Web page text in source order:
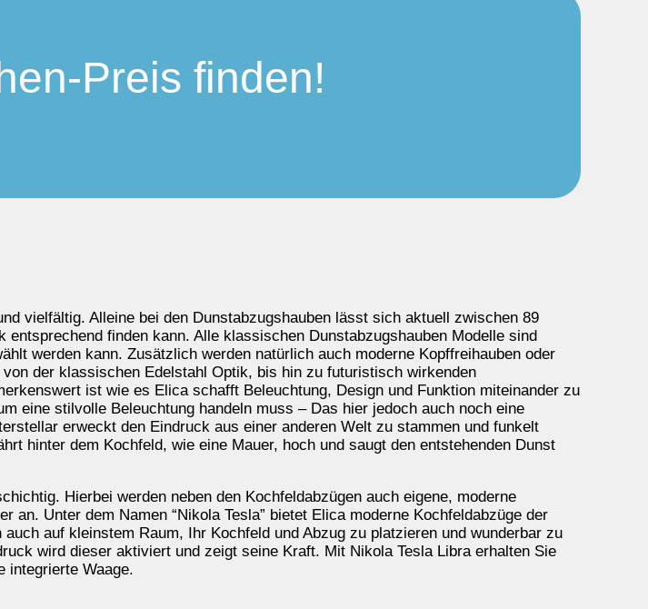
Preis finden!
vielfältig. Alleine bei den Dunstabzugshauben lässt sich aktuell zwischen 89
finden kann. Alle klassischen Dunstabzugshauben Modelle sind
werden kann. Zusätzlich werden natürlich auch moderne Kopffreihauben oder
der klassischen Edelstahl Optik, bis hin zu futuristisch wirkenden
ist wie es Elica schafft Beleuchtung, Design und Funktion miteinander zu
eine stilvolle Beleuchtung handeln muss – Das hier jedoch auch noch eine
erweckt den Eindruck aus einer anderen Welt zu stammen und funkelt
hinter dem Kochfeld, wie eine Mauer, hoch und saugt den entstehenden Dunst
Hierbei werden neben den Kochfeldabzügen auch eigene, moderne
Unter dem Namen “Nikola Tesla” bietet Elica moderne Kochfeldabzüge der
auf kleinstem Raum, Ihr Kochfeld und Abzug zu platzieren und wunderbar zu
wird dieser aktiviert und zeigt seine Kraft. Mit Nikola Tesla Libra erhalten Sie
integrierte Waage.